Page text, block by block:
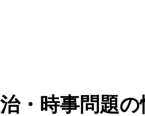
・時事問題